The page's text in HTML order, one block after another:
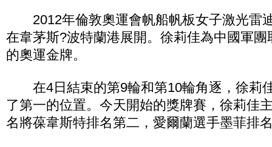
2012年倫敦奧運會帆船帆板女子激光雷
在韋茅斯?波特蘭港展開。徐莉佳為中國軍
的奧運金牌。
在4日結束的第9輪和第10輪角逐，徐莉
了第一的位置。今天開始的獎牌賽，徐莉佳
名將葆韋斯特排名第二，愛爾蘭選手墨菲排